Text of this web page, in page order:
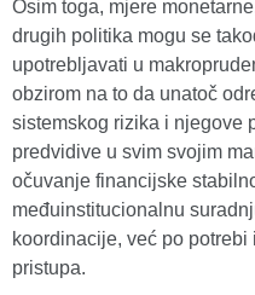
Osim toga, mjere
drugih politika mogu se
upotrebljavati u
obzirom na to da unatoč
sistemskog rizika i njegove
predvidive u svim svojim
očuvanje financijske
međuinstitucionalnu
koordinacije, već po
pristupa.